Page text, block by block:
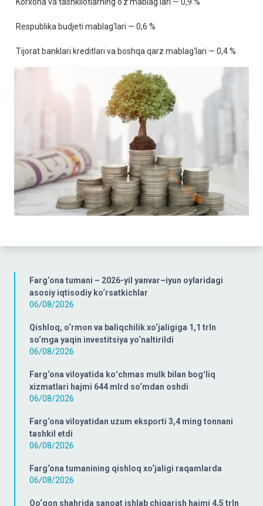
Farg‘ona tumani – 2026-yil yanvar–iyun oylaridagi
asosiy iqtisodiy ko‘rsatkichlar
06/08/2026
Qishloq, o‘rmon va baliqchilik xo‘jaligiga 1,1 trln
so‘mga yaqin investitsiya yo‘naltirildi
06/08/2026
Farg‘ona viloyatida koʻchmas mulk bilan bogʻliq
xizmatlari hajmi 644 mlrd so‘mdan oshdi
06/08/2026
Farg‘ona viloyatidan uzum eksporti 3,4 ming tonnani
tashkil etdi
06/08/2026
Farg‘ona tumanining qishloq xo‘jaligi raqamlarda
06/08/2026
Qo‘qon shahrida sanoat ishlab chiqarish hajmi 4,5 trln
Respublika budjeti mablag‘lari — 0,6 %
Tijorat banklari kreditlari va boshqa qarz mablag‘lari — 0,4 %